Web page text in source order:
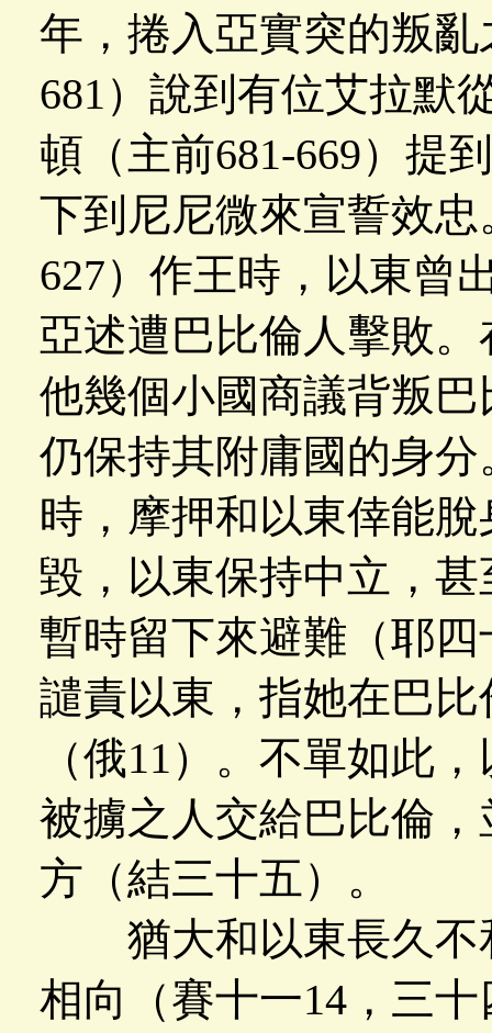
年，捲入亞實突的叛
681）說到有位艾拉默
頓（主前681-669）提
下到尼尼微來宣誓效
627）作王時，以東曾
亞述遭巴比倫人擊敗
他幾個小國商議背叛
仍保持其附庸國的身
時，摩押和以東倖能
毀，以東保持中立，
暫時留下來避難（耶
譴責以東，指她在巴
（俄11）。不單如此
被擄之人交給巴比倫
方（結三十五）。
猶大和以東長久不
相向（賽十一14，三